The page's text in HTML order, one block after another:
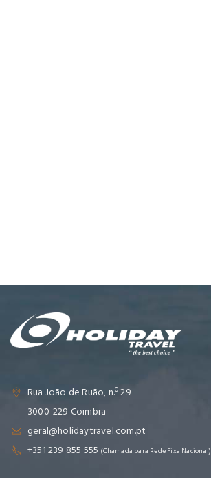
Rua João de Ruão, n.º 29
3000-229 Coimbra
geral@holidaytravel.com.pt
+351 239 855 555 (Chamada para Rede Fixa Nacional)